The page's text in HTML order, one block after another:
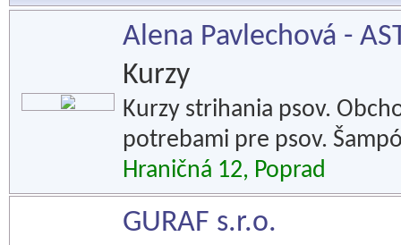
Alena Pavlechová -
Kurzy
Kurzy strihania psov.
potrebami pre psov.
Hraničná 12, Poprad
GURAF s.r.o.